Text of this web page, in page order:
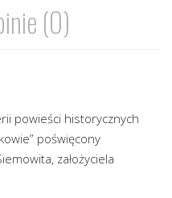
(0)
powieści historycznych
poświęcony
założyciela